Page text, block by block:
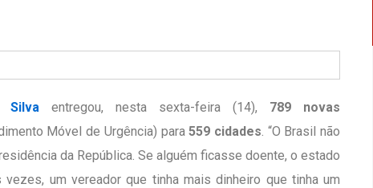
Silva entregou, nesta sexta-feira (14), 789 novas
Móvel de Urgência) para559 cidades. “O Brasil não
da República. Se alguém ficasse doente, o estado
vezes, um vereador que tinha mais dinheiro que tinha um